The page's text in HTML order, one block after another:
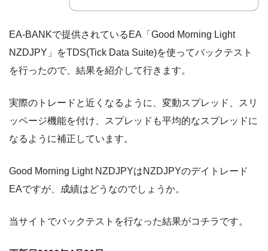
EA-BANKで提供されているEA「Good Morning Light
NZDJPY」をTDS(Tick Data Suite)を使ってバックテスト
を行ったので、結果を紹介して行きます。
実際のトレードと近くなるように、変動スプレッド、スリ
ッページ機能を付け、スプレッドも平均的なスプレッドに
なるように補正しています。
Good Morning Light NZDJPYはNZDJPYのデイトレード
EAですが、成績はどうなのでしょうか。
当サイトでバックテストを行なった結果がコチラです。